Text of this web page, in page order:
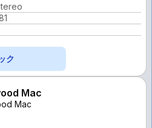
ク
Mac
Mac